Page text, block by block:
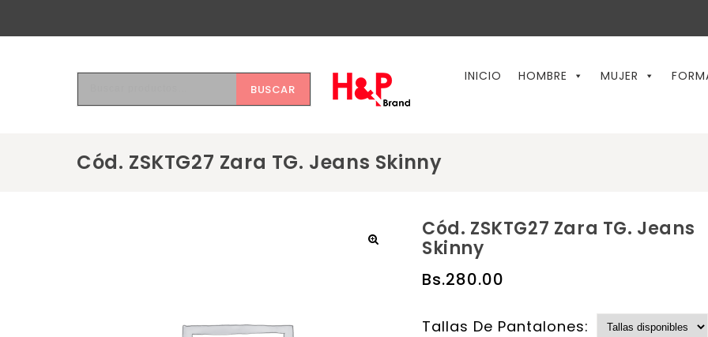
BUSCAR
INICIO HOMBRE MUJER
Cód. ZSKTG27 Zara TG. Jeans Skinny
Cód. ZSKTG27 Zara TG. Jeans
Skinny
Bs.280.00
Tallas De Pantalones: